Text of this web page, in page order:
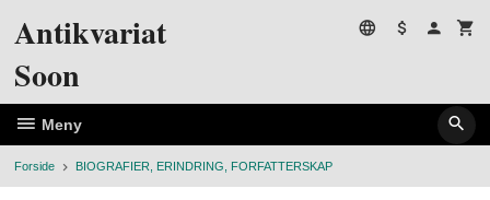
Antikvariat
Soon
Meny
Forside BIOGRAFIER, ERINDRING, FORFATTERSKAP